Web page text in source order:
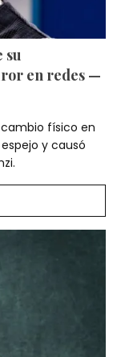
su
en redes —
cambio físico en
y causó